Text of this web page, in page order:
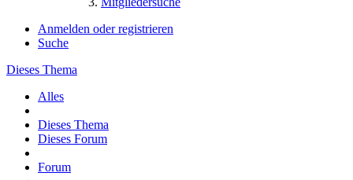
Anmelden oder registrieren
Suche
Dieses Thema
Alles
Dieses Thema
Dieses Forum
Forum